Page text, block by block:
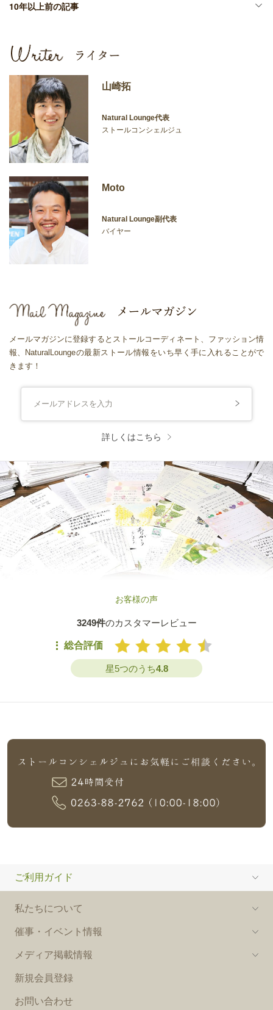
10年以上前の記事
山崎拓
Natural Lounge代表
ストールコンシェルジュ
Moto
Natural Lounge副代表
バイヤー
メールマガジンに登録するとストールコーディネート、ファッション情
報、NaturalLoungeの最新ストール情報をいち早く手に入れることがで
きます！
詳しくはこちら
お客様の声
3249件のカスタマーレビュー
総合評価
星5つのうち4.8
ご利用ガイド
私たちについて
催事・イベント情報
メディア掲載情報
新規会員登録
お問い合わせ